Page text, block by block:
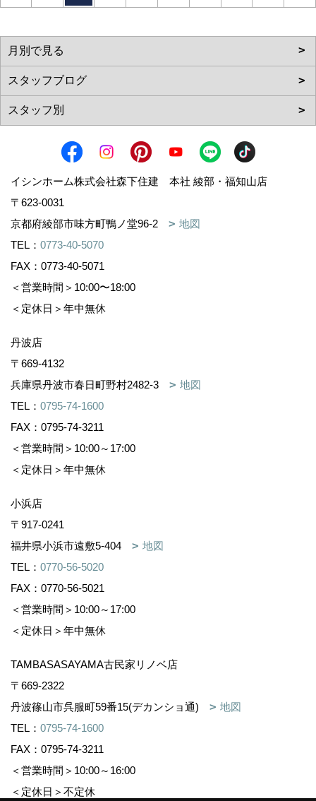
イシンホーム株式会社森下住建 本社 綾部・福知山店
〒623-0031
京都府綾部市味方町鴨ノ堂96-2
地図
TEL： 0773-40-5070
FAX：0773-40-5071
＜営業時間＞10:00〜18:00
＜定休日＞年中無休
丹波店
〒669-4132
兵庫県丹波市春日町野村2482-3
地図
TEL： 0795-74-1600
FAX：0795-74-3211
＜営業時間＞10:00～17:00
＜定休日＞年中無休
小浜店
〒917-0241
福井県小浜市遠敷5-404
地図
TEL： 0770-56-5020
FAX：0770-56-5021
＜営業時間＞10:00～17:00
＜定休日＞年中無休
TAMBASASAYAMA古民家リノベ店
〒669-2322
丹波篠山市呉服町59番15(デカンショ通)
地図
TEL： 0795-74-1600
FAX：0795-74-3211
＜営業時間＞10:00～16:00
＜定休日＞不定休